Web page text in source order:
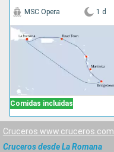
Comidas incluidas
MSC Opera 1 d
Cruceros www.cruceros.com
Cruceros desde La Romana